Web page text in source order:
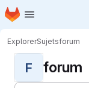
Passer au contenu principal
Page d'accueil
ExplorerSujetsforum
F forum